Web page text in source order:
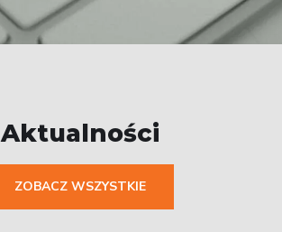
Aktualności
ZOBACZ WSZYSTKIE